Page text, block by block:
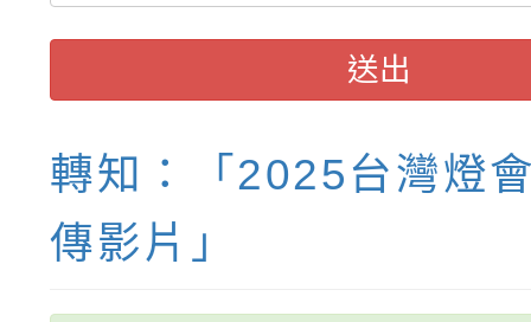
送出
轉知：「2025台灣燈
傳影片」